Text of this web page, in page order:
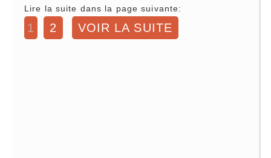
Lire la suite dans la page suivante:
1 2 VOIR LA SUITE